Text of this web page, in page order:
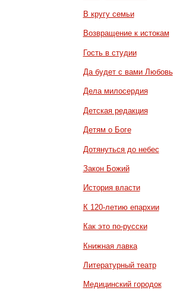
В кругу семьи
Возвращение к истокам
Гость в студии
Да будет с вами Любовь
Дела милосердия
Детская редакция
Детям о Боге
Дотянуться до небес
Закон Божий
История власти
К 120-летию епархии
Как это по-русски
Книжная лавка
Литературный театр
Медицинский городок